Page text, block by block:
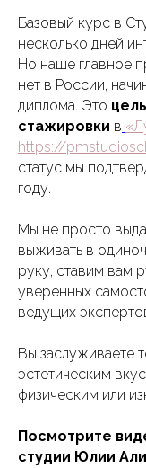
Базовый курс в
несколько дней
Но наше главное
нет в России,
диплома. Это
стажировки в
https://
статус мы
году.
Мы не просто
выживать в
руку, ставим вам
уверенных
ведущих
Вы заслуживаете
эстетическим
физическим или
Посмотрите
студии Юлии